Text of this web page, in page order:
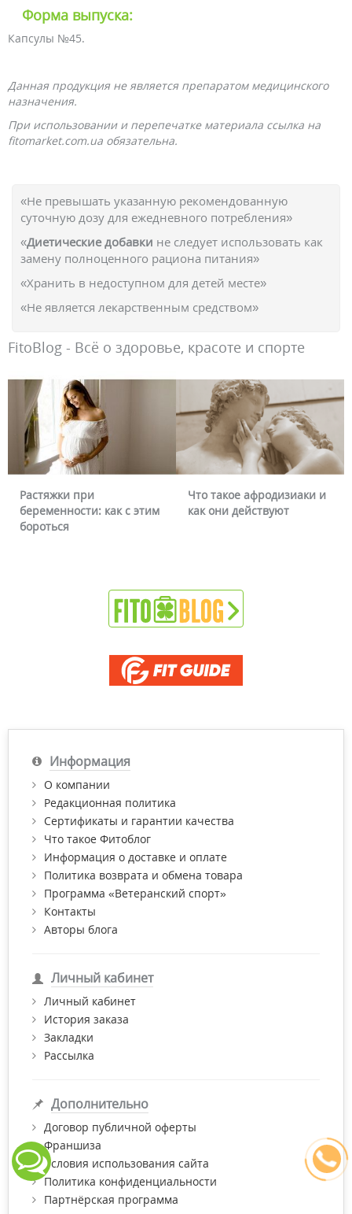
Форма выпуска:
Капсулы №45.
Данная продукция не является препаратом медицинского
назначения.
При использовании и перепечатке материала ссылка на
fitomarket.com.ua обязательна.
«Не превышать указанную рекомендованную
суточную дозу для ежедневного потребления»
«Диетические добавки не следует использовать как
замену полноценного рациона питания»
«Хранить в недоступном для детей месте»
«Не является лекарственным средством»
FitoBlog - Всё о здоровье, красоте и спорте
Растяжки при
беременности: как с этим
бороться
Что такое афродизиаки и
как они действуют
Информация
О компании
Редакционная политика
Сертификаты и гарантии качества
Что такое Фитоблог
Информация о доставке и оплате
Политика возврата и обмена товара
Программа «Ветеранский спорт»
Контакты
Авторы блога
Личный кабинет
Личный кабинет
История заказа
Закладки
Рассылка
Дополнительно
Договор публичной оферты
Франшиза
Условия использования сайта
Политика конфиденциальности
Партнёрская программа